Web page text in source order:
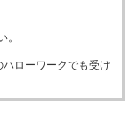
。
ローワークでも受け